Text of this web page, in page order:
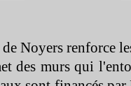
Noyers renforce
des murs qui